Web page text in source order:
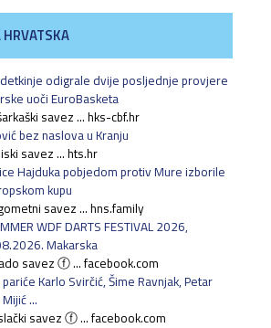
odigrale dvije posljednje provjere
uoči EuroBasketa
savez ... hks-cbf.hr
bez naslova u Kranju
savez ... hts.hr
Hajduka pobjedom protiv Mure izborile
kupu
savez ... hns.family
WDF DARTS FESTIVAL 2026,
Makarska
savez ⓕ ... facebook.com
Karlo Svirčić, Šime Ravnjak, Petar
...
savez ⓕ ... facebook.com